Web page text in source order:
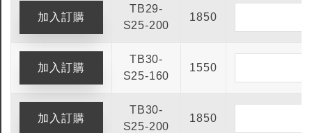
TB29-
S25-200
1850
TB30-
S25-160
1550
TB30-
S25-200
1850